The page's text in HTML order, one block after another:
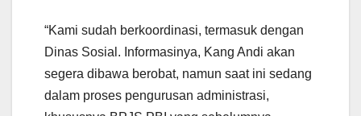
“Kami sudah berkoordinasi, termasuk dengan
Dinas Sosial. Informasinya, Kang Andi akan
segera dibawa berobat, namun saat ini sedang
dalam proses pengurusan administrasi,